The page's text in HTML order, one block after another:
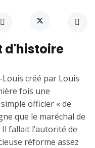
d'histoire
créé par Louis
fois une
officier « de
que le maréchal de
fallait l’autorité de
réforme assez